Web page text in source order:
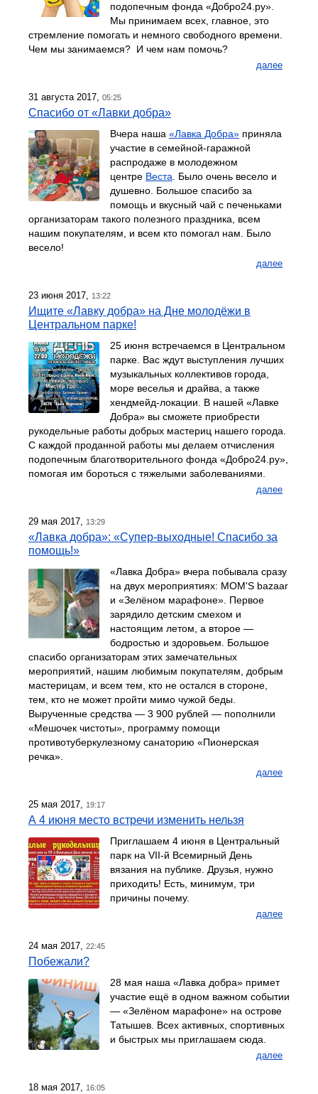
подопечным фонда «Добро24.ру».
Мы принимаем всех, главное, это
стремление помогать и немного свободного времени.
Чем мы занимаемся? И чем нам помочь?
далее
31 августа 2017, 05:25
Спасибо от «Лавки добра»
Вчера наша «Лавка Добра» приняла
участие в семейной-гаражной
распродаже в молодежном
центре Веста. Было очень весело и
душевно. Большое спасибо за
помощь и вкусный чай с печеньками
организаторам такого полезного праздника, всем
нашим покупателям, и всем кто помогал нам. Было
весело!
далее
23 июня 2017, 13:22
Ищите «Лавку добра» на Дне молодёжи в
Центральном парке!
25 июня встречаемся в Центральном
парке. Вас ждут выступления лучших
музыкальных коллективов города,
море веселья и драйва, а также
хендмейд-локации. В нашей «Лавке
Добра» вы сможете приобрести
рукодельные работы добрых мастериц нашего города.
С каждой проданной работы мы делаем отчисления
подопечным благотворительного фонда «Добро24.ру»,
помогая им бороться с тяжелыми заболеваниями.
далее
29 мая 2017, 13:29
«Лавка добра»: «Супер-выходные! Спасибо за
помощь!»
«Лавка Добра» вчера побывала сразу
на двух мероприятиях: MOM'S bazaar
и «Зелёном марафоне». Первое
зарядило детским смехом и
настоящим летом, а второе —
бодростью и здоровьем. Большое
спасибо организаторам этих замечательных
мероприятий, нашим любимым покупателям, добрым
мастерицам, и всем тем, кто не остался в стороне,
тем, кто не может пройти мимо чужой беды.
Вырученные средства — 3 900 рублей — пополнили
«Мешочек чистоты», программу помощи
противотуберкулезному санаторию «Пионерская
речка».
далее
25 мая 2017, 19:17
А 4 июня место встречи изменить нельзя
Приглашаем 4 июня в Центральный
парк на VII-й Всемирный День
вязания на публике. Друзья, нужно
приходить! Есть, минимум, три
причины почему.
далее
24 мая 2017, 22:45
Побежали?
28 мая наша «Лавка добра» примет
участие ещё в одном важном событии
— «Зелёном марафоне» на острове
Татышев. Всех активных, спортивных
и быстрых мы приглашаем сюда.
далее
18 мая 2017, 16:05